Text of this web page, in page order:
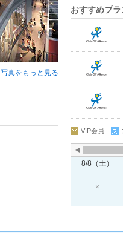
写真をもっと見る
おすすめプラ
VIP会員
8/8（土）
×